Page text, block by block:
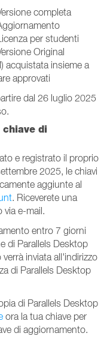
completa
per studenti
Original
acquistata insieme a
approvati
dal 26 luglio 2025
chiave di
e registrato il proprio
2025, le chiavi
aggiunte al
. Riceverete una
via e-mail.
entro 7 giorni
di Parallels Desktop
inviata all'indirizzo
di Parallels Desktop
di Parallels Desktop
ora la tua chiave per
di aggiornamento.